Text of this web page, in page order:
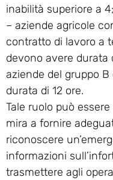
inabilità superiore a 4;
– aziende agricole
contratto di lavoro a
devono avere durata
aziende del gruppo
durata di 12 ore.
Tale ruolo può
mira a fornire
riconoscere
informazioni
trasmettere agli